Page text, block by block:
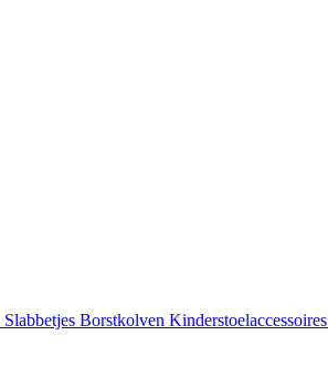
Slabbetjes Borstkolven Kinderstoelaccessoires